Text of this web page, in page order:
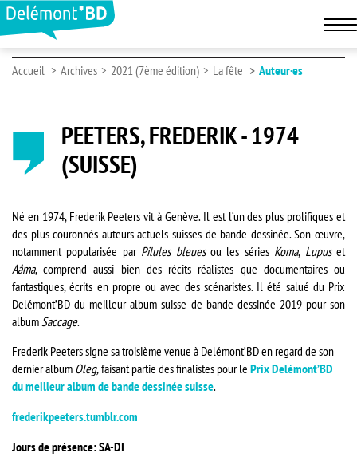
Accueil Archives 2021 (7ème édition) La fête Auteur·es
PEETERS, FREDERIK - 1974
(SUISSE)
Né en 1974, Frederik Peeters vit à Genève. Il est l’un des plus prolifiques et
des plus couronnés auteurs actuels suisses de bande dessinée. Son œuvre,
notamment popularisée par Pilules bleuesou les séries Koma, Lupuset
Aâma, comprend aussi bien des récits réalistes que documentaires ou
fantastiques, écrits en propre ou avec des scénaristes. Il été salué du Prix
Delémont’BD du meilleur album suisse de bande dessinée 2019 pour son
album Saccage.
Frederik Peeters signe sa troisième venue à Delémont’BD en regard de son
dernier album Oleg,faisant partie des finalistes pour le Prix Delémont’BD
du meilleur album de bande dessinée suisse.
frederikpeeters.tumblr.com
Jours de présence: SA-DI